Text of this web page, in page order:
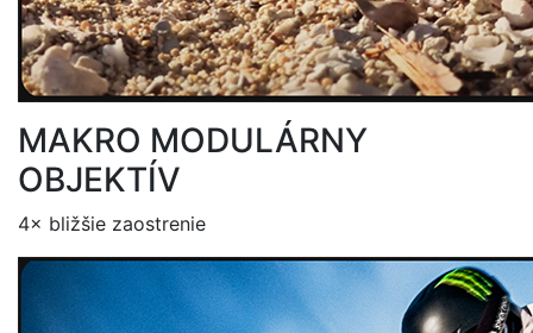
MAKRO MODULÁRNY
OBJEKTÍV
4× bližšie zaostrenie